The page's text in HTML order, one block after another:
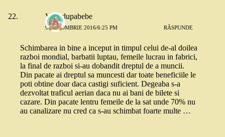
Viatadupabebe
9 OCTOMBRIE 2016/6:25 PM RĂSPUNDE
Schimbarea in bine a inceput in timpul celui de-al doilea
razboi mondial, barbatii luptau, femeile lucrau in fabrici,
la final de razboi si-au dobandit dreptul de a muncii.
Din pacate ai dreptul sa muncesti dar toate beneficiile le
poti obtine doar daca castigi suficient. Degeaba s-a
dezvoltat traficul aerian daca nu ai bani de bilete si
cazare. Din pacate lentru femeile de la sat unde 70% nu
au canalizare nu cred ca s-au schimbat foarte multe …